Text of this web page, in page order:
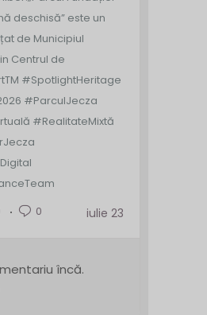
deschisă” este un
de Municipiul
Centrul de
#SpotlightHeritage
#ParculJecza
#RealitateMixtă
0 iulie 23
încă.